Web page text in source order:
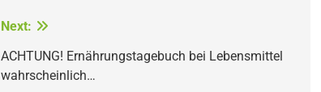
Next:
ACHTUNG! Ernährungstagebuch bei Lebensmittel
wahrscheinlich…